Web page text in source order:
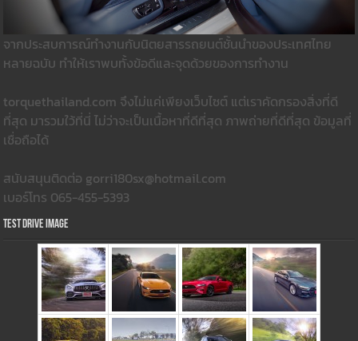
จากประสบการณ์ทำงานกับนิตยสารรถยนต์ชั้นนำของประเทศไทย
หลายฉบับ ทำให้เราพบทั้งข้อดีและจุดด้วยของการทำงาน
torquethailand.com จึงไม่แค่เพียงเว็บไซต์ แต่เราคัดกรองสิ่งที่ดี
ที่สุด มารวมใว้ที่นี่ ไม่ว่าจะเป็นเนื้อหาที่ดีที่สุด ภาพถ่ายที่ดีที่สุด ข้อมูลที่
เชื่อถือได้
สนับสนุนติดต่อ gorri180sx@hotmail.com
เบอร์โทร 065-455-5393
Test Drive Image